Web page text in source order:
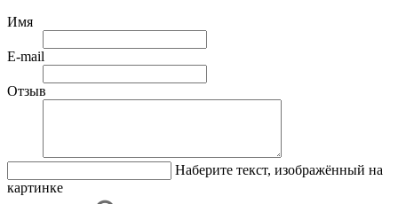
Имя
E-mail
Отзыв
Наберите текст, изображённый на
картинке